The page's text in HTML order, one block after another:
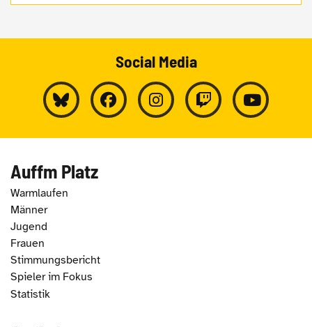
Social Media
Auffm Platz
Warmlaufen
Männer
Jugend
Frauen
Stimmungsbericht
Spieler im Fokus
Statistik